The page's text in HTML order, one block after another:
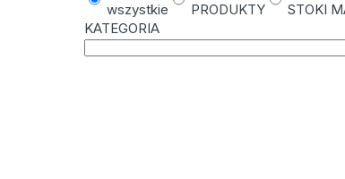
wszystkie PRODUKTY STOKI
KATEGORIA